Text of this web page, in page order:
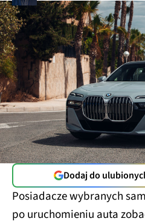
Dodaj do
Posiadacze wybranych
po uruchomieniu auta